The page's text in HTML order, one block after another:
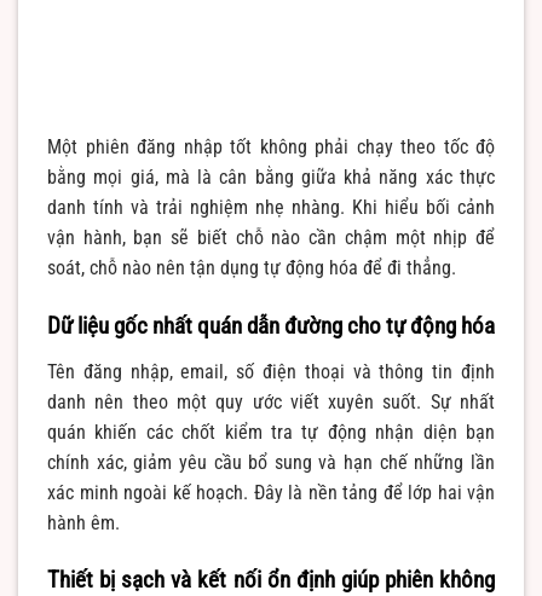
Một phiên đăng nhập tốt không phải chạy theo tốc độ
bằng mọi giá, mà là cân bằng giữa khả năng xác thực
danh tính và trải nghiệm nhẹ nhàng. Khi hiểu bối cảnh
vận hành, bạn sẽ biết chỗ nào cần chậm một nhịp để
soát, chỗ nào nên tận dụng tự động hóa để đi thẳng.
Dữ liệu gốc nhất quán dẫn đường cho tự động hóa
Tên đăng nhập, email, số điện thoại và thông tin định
danh nên theo một quy ước viết xuyên suốt. Sự nhất
quán khiến các chốt kiểm tra tự động nhận diện bạn
chính xác, giảm yêu cầu bổ sung và hạn chế những lần
xác minh ngoài kế hoạch. Đây là nền tảng để lớp hai vận
hành êm.
Thiết bị sạch và kết nối ổn định giúp phiên không